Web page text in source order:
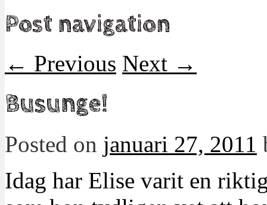
Post navigation
← Previous Next →
Busunge!
Posted on januari 27, 2011
Idag har Elise varit en